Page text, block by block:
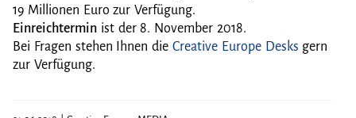
19 Millionen Euro zur Verfügung.
Einreichtermin ist der 8. November 2018.
Bei Fragen stehen Ihnen dieCreative Europe Desks gern
zur Verfügung.